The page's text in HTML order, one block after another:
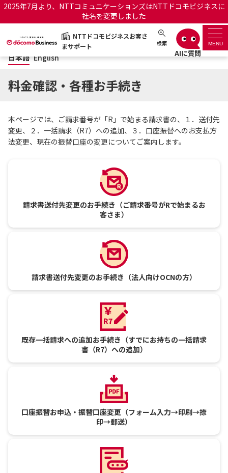
2025年7月より、NTTコミュニケーションズはNTTドコモビジネスに
社名を変更しました
NTTドコモビジネスお客さ
まサポート
検索 MENU
NTTドコモビジネスお客さまサポート 日本語 English
サポートトップ
サービス名から探す
履歴・お気に入り
OCNのお客さまはこちら
オフィシャルサイト
日本語 English
料金確認・各種お手続き
本ページでは、ご請求番号が「R」で始まる請求書の、１．送付先
変更、２．一括請求（R7）への追加、３．口座振替へのお支払方
法変更、現在の振替口座の変更についてご案内します。
請求書送付先変更のお手続き （ご請求番号がRで始まるお
客さま）
請求書送付先変更のお手続き （法人向けOCNの方）
既存一括請求への追加お手続き （すでにお持ちの一括請求
書（R7）への追加）
口座振替お申込・振替口座変更 （フォーム入力→印刷→捺
印→郵送）